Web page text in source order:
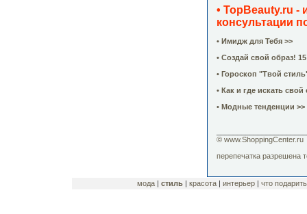
• TopBeauty.ru
консультации
• Имидж для Тебя >>
• Создай свой образ!
• Гороскоп "Твой
• Как и где искать свой
• Модные тенденции >>
© www.ShoppingCenter.ru
перепечатка разрешена
мода | стиль | красота | интерьер | что подарить